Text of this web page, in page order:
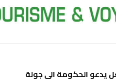
يدعو الحكومة الى جولة